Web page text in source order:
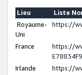
Lieu
Liste
Royaume-
Uni
https://
France
https://
Irlande
https://